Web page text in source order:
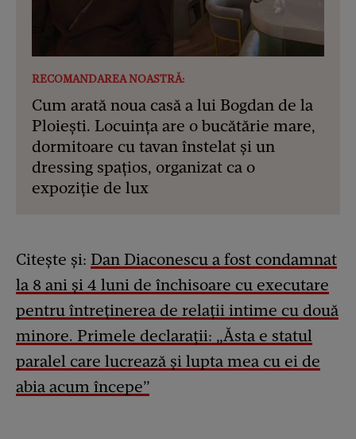
RECOMANDAREA NOASTRĂ:
Cum arată noua casă a lui Bogdan de la
Ploiești. Locuința are o bucătărie mare,
dormitoare cu tavan înstelat și un
dressing spațios, organizat ca o
expoziție de lux
Citește și: Dan Diaconescu a fost condamnat
la 8 ani și 4 luni de închisoare cu executare
pentru întreținerea de relații intime cu două
minore. Primele declarații: „Ăsta e statul
paralel care lucrează și lupta mea cu ei de
abia acum începe”